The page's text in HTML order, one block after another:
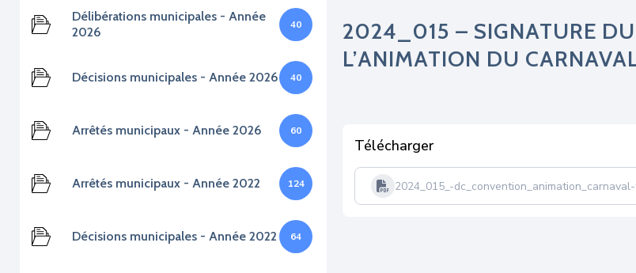
Délibérations municipales - Année
2026
40
Décisions municipales - Année 2026 40
Arrêtés municipaux - Année 2026 60
Arrêtés municipaux - Année 2022 124
Décisions municipales - Année 2022 64
2024_015 – SIGNATURE
L’ANIMATION DU
Télécharger
2024_015_-